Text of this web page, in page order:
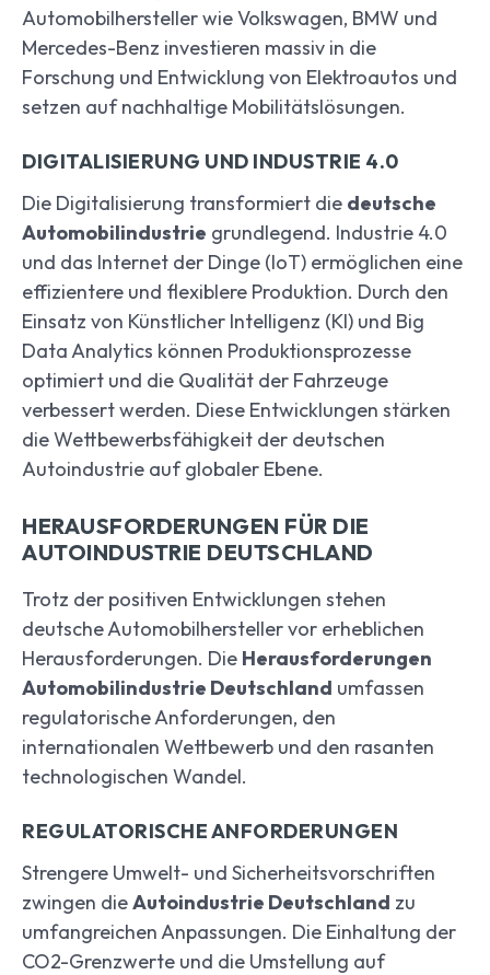
Automobilhersteller wie Volkswagen, BMW und
Mercedes-Benz investieren massiv in die
Forschung und Entwicklung von Elektroautos und
setzen auf nachhaltige Mobilitätslösungen.
DIGITALISIERUNG UND INDUSTRIE 4.0
Die Digitalisierung transformiert die deutsche
Automobilindustrie grundlegend. Industrie 4.0
und das Internet der Dinge (IoT) ermöglichen eine
effizientere und flexiblere Produktion. Durch den
Einsatz von Künstlicher Intelligenz (KI) und Big
Data Analytics können Produktionsprozesse
optimiert und die Qualität der Fahrzeuge
verbessert werden. Diese Entwicklungen stärken
die Wettbewerbsfähigkeit der deutschen
Autoindustrie auf globaler Ebene.
HERAUSFORDERUNGEN FÜR DIE
AUTOINDUSTRIE DEUTSCHLAND
Trotz der positiven Entwicklungen stehen
deutsche Automobilhersteller vor erheblichen
Herausforderungen. Die Herausforderungen
Automobilindustrie Deutschland umfassen
regulatorische Anforderungen, den
internationalen Wettbewerb und den rasanten
technologischen Wandel.
REGULATORISCHE ANFORDERUNGEN
Strengere Umwelt- und Sicherheitsvorschriften
zwingen dieAutoindustrie Deutschland zu
umfangreichen Anpassungen. Die Einhaltung der
CO2-Grenzwerte und die Umstellung auf